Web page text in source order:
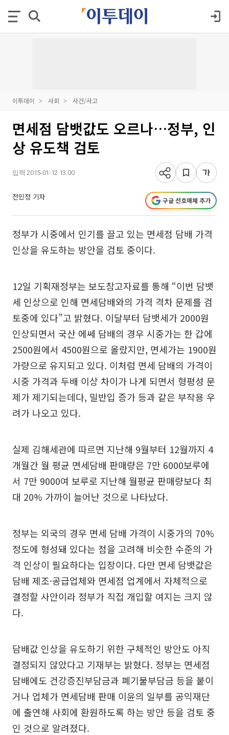
이투데이 사회 사건/사고
면세점 담뱃값도 오르나…정부, 인
상 유도책 검토
입력 2015-01-12 13:00
전민정 기자 구글 선호매체 추가
정부가 시중에서 인기를 끌고 있는 면세점 담배 가격
인상을 유도하는 방안을 검토 중이다.
12일 기획재정부는 보도참고자료를 통해 “이번 담뱃
세 인상으로 인해 면세담배와의 가격 격차 문제를 검
토중에 있다”고 밝혔다. 이달부터 담뱃세가 2000원
인상되면서 국산 에쎄 담배의 경우 시중가는 한 갑에
2500원에서 4500원으로 올랐지만, 면세가는 1900원
가량으로 유지되고 있다. 이처럼 면세 담배의 가격이
시중 가격과 두배 이상 차이가 나게 되면서 형평성 문
제가 제기되는데다, 밀반입 증가 등과 같은 부작용 우
려가 나오고 있다.
실제 김해세관에 따르면 지난해 9월부터 12월까지 4
개월간 월 평균 면세담배 판매량은 7만 6000보루에
서 7만 9000여 보루로 지난해 월평균 판매량보다 최
대 20% 가까이 늘어난 것으로 나타났다.
정부는 외국의 경우 면세 담배 가격이 시중가의 70%
정도에 형성돼 있다는 점을 고려해 비슷한 수준의 가
격 인상이 필요하다는 입장이다. 다만 면세 담뱃값은
담배 제조·공급업체와 면세점 업계에서 자체적으로
결정할 사안이라 정부가 직접 개입할 여지는 크지 않
다.
담배값 인상을 유도하기 위한 구체적인 방안도 아직
결정되지 않았다고 기재부는 밝혔다. 정부는 면세점
담배에도 건강증진부담금과 폐기물부담금 등을 붙이
거나 업체가 면세담배 판매 이윤의 일부를 공익재단
에 출연해 사회에 환원하도록 하는 방안 등을 검토 중
인 것으로 알려졌다.